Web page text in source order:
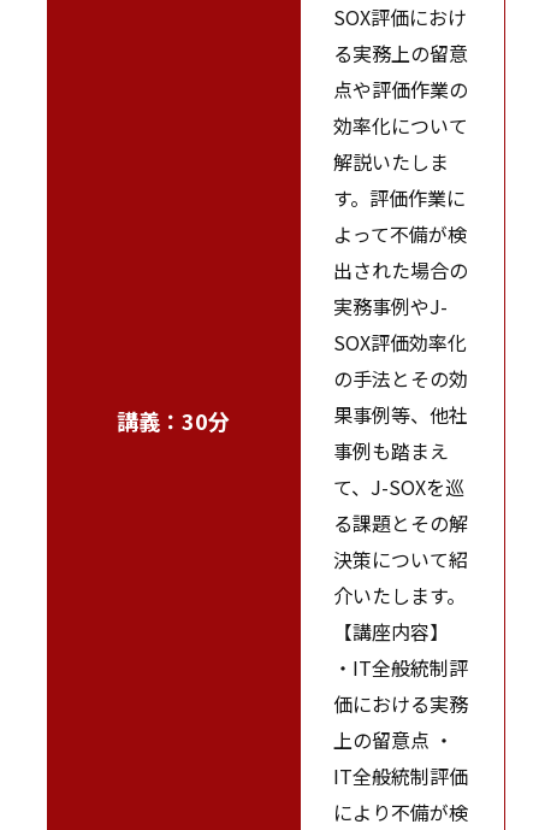
講義：30分
SOX評価におけ
る実務上の留意
点や評価作業の
効率化について
解説いたしま
す。評価作業に
よって不備が検
出された場合の
実務事例やJ-
SOX評価効率化
の手法とその効
果事例等、他社
事例も踏まえ
て、J-SOXを巡
る課題とその解
決策について紹
介いたします。
【講座内容】
・IT全般統制評
価における実務
上の留意点 ・
IT全般統制評価
により不備が検